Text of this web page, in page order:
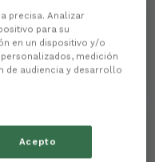
GOLES ENCAIXADOS
0
precisa. Analizar
para su
en un dispositivo y/o
medición
de audiencia y desarrollo
Acepto